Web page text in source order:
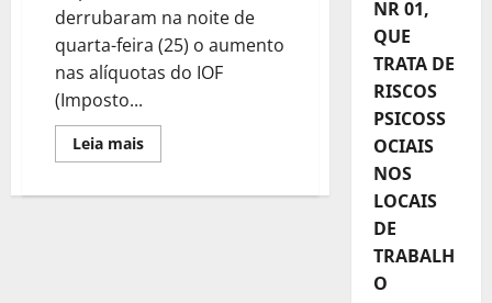
derrubaram na noite de
quarta-feira (25) o aumento
nas alíquotas do IOF
(Imposto...
Leia maisLeia
mais
derruba
NR 01,
QUE
TRATA DE
RISCOS
PSICOSS
OCIAIS
NOS
LOCAIS
DE
TRABALH
O